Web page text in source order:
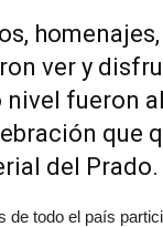
ver y
fueron
que
del Prado.
todo el país